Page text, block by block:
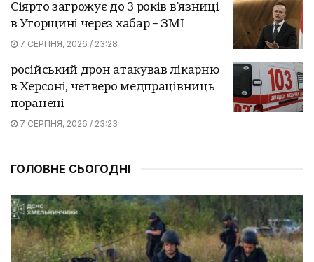
Сіярто загрожує до 3 років в'язниці
в Угорщині через хабар – ЗМІ
7 СЕРПНЯ, 2026 / 23:28
російський дрон атакував лікарню
в Херсоні, четверо медпрацівниць
поранені
7 СЕРПНЯ, 2026 / 23:23
ГОЛОВНЕ СЬОГОДНІ